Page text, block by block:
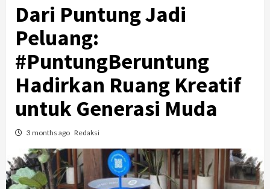
Dari Puntung Jadi
Peluang:
#PuntungBeruntung
Hadirkan Ruang Kreatif
untuk Generasi Muda
3 months ago Redaksi